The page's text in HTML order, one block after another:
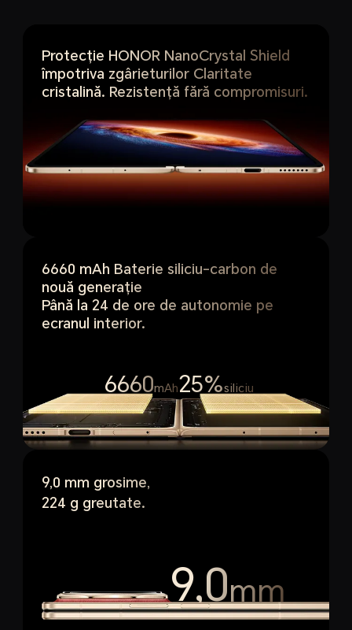
Protecție HONOR NanoCrystal Shield
împotriva zgârieturilor Claritate
cristalină. Rezistență fără compromisuri.
6660 mAh Baterie siliciu-carbon de
nouă generație
Până la 24 de ore de autonomie pe
ecranul interior.
6660mAh25%siliciu
9,0 mm grosime,
224 g greutate.
9,0mm